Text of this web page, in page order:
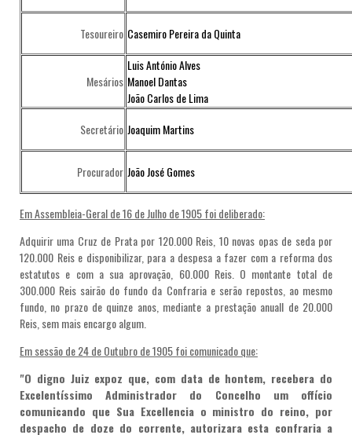
Tesoureiro Casemiro Pereira da Quinta
Mesários
Luis António Alves
Manoel Dantas
João Carlos de Lima
Secretário Joaquim Martins
Procurador João José Gomes
Em Assembleia-Geral de 16 de Julho de 1905 foi deliberado:
Adquirir uma Cruz de Prata por 120.000 Reis, 10 novas opas de seda por
120.000 Reis e disponibilizar, para a despesa a fazer com a reforma dos
estatutos e com a sua aprovação, 60.000 Reis. O montante total de
300.000 Reis sairão do fundo da Confraria e serão repostos, ao mesmo
fundo, no prazo de quinze anos, mediante a prestação anuall de 20.000
Reis, sem mais encargo algum.
Em sessão de 24 de Outubro de 1905 foi comunicado que:
"O digno Juiz expoz que, com data de hontem, recebera do
Excelentíssimo Administrador do Concelho um offício
comunicando que Sua Excellencia o ministro do reino, por
despacho de doze do corrente, autorizara esta confraria a